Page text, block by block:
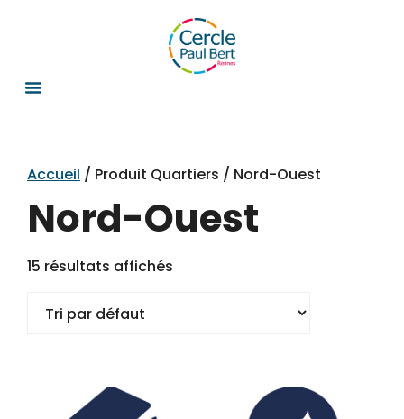
Accueil / Produit Quartiers / Nord-Ouest
Nord-Ouest
15 résultats affichés